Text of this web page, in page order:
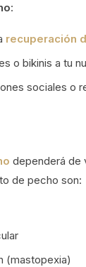
:
recuperación
o bikinis a tu
sociales o
dependerá de
de pecho son:
(mastopexia)